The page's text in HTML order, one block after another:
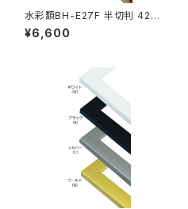
水彩額BH-E27F 半切判 423×
545ミリ
¥6,600